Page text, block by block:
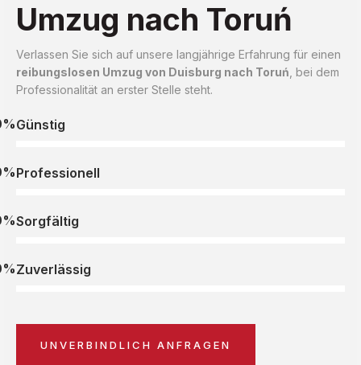
Umzug nach Toruń
Verlassen Sie sich auf unsere langjährige Erfahrung für einen
reibungslosen Umzug von Duisburg nach Toruń , bei dem
Professionalität an erster Stelle steht.
Günstig
Professionell
Sorgfältig
Zuverlässig
UNVERBINDLICH ANFRAGEN